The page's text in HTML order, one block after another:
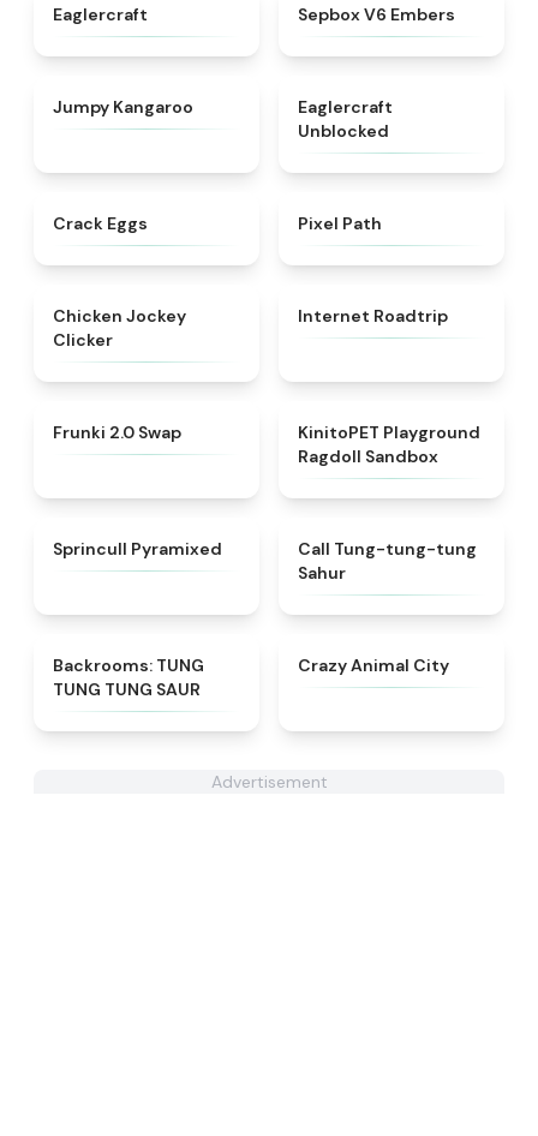
Eaglercraft Sepbox V6 Embers
Jumpy Kangaroo
Eaglercraft
Unblocked
Crack Eggs Pixel Path
Chicken Jockey
Clicker
Internet Roadtrip
Frunki 2.0 Swap​ 4.8
KinitoPET Playground
Ragdoll Sandbox
4.8
Sprincull Pyramixed
Call Tung-tung-tung
Sahur
★
Backrooms: TUNG
TUNG TUNG SAUR
Crazy Animal City
Advertisement